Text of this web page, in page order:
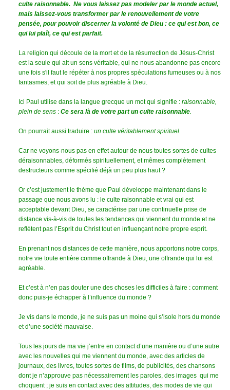
culte raisonnable. Ne vous laissez pas modeler par le monde actuel,
mais laissez-vous transformer par le renouvellement de votre
pensée, pour pouvoir discerner la volonté de Dieu : ce qui est bon, ce
qui lui plaît, ce qui est parfait.
La religion qui découle de la mort et de la résurrection de Jésus-Christ
est la seule qui ait un sens véritable, qui ne nous abandonne pas encore
une fois s'il faut le répéter à nos propres spéculations fumeuses ou à nos
fantasmes, et qui soit de plus agréable à Dieu.
Ici Paul utilise dans la langue grecque un mot qui signifie : raisonnable,
plein de sens : Ce sera là de votre part un culte raisonnable.
On pourrait aussi traduire : un culte véritablement spirituel.
Car ne voyons-nous pas en effet autour de nous toutes sortes de cultes
déraisonnables, déformés spirituellement, et mêmes complètement
destructeurs comme spécifié déjà un peu plus haut ?
Or c’est justement le thème que Paul développe maintenant dans le
passage que nous avons lu : le culte raisonnable et vrai qui est
acceptable devant Dieu, se caractérise par une continuelle prise de
distance vis-à-vis de toutes les tendances qui viennent du monde et ne
reflètent pas l’Esprit du Christ tout en influençant notre propre esprit.
En prenant nos distances de cette manière, nous apportons notre corps,
notre vie toute entière comme offrande à Dieu, une offrande qui lui est
agréable.
Et c’est à n’en pas douter une des choses les difficiles à faire : comment
donc puis-je échapper à l’influence du monde ?
Je vis dans le monde, je ne suis pas un moine qui s’isole hors du monde
et d’une société mauvaise.
Tous les jours de ma vie j’entre en contact d’une manière ou d’une autre
avec les nouvelles qui me viennent du monde, avec des articles de
journaux, des livres, toutes sortes de films, de publicités, des chansons
dont je n’approuve pas nécessairement les paroles, des images qui me
choquent ; je suis en contact avec des attitudes, des modes de vie qui